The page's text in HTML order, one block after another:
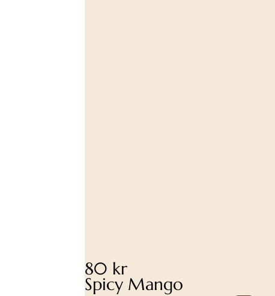
80 kr
Spicy Mango